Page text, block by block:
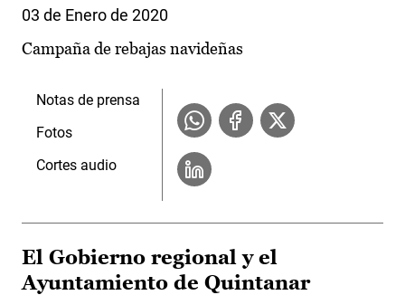
03 de Enero de 2020
Campaña de rebajas navideñas
Notas de prensa
Fotos
Cortes audio
El Gobierno regional y el
Ayuntamiento de Quintanar